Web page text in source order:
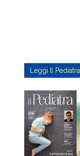
Leggi Il Pediatra